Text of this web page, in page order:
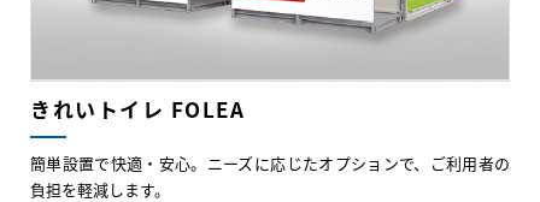
きれいトイレ FOLEA
簡単設置で快適・安心。ニーズに応じたオプションで、ご利用者の
負担を軽減します。